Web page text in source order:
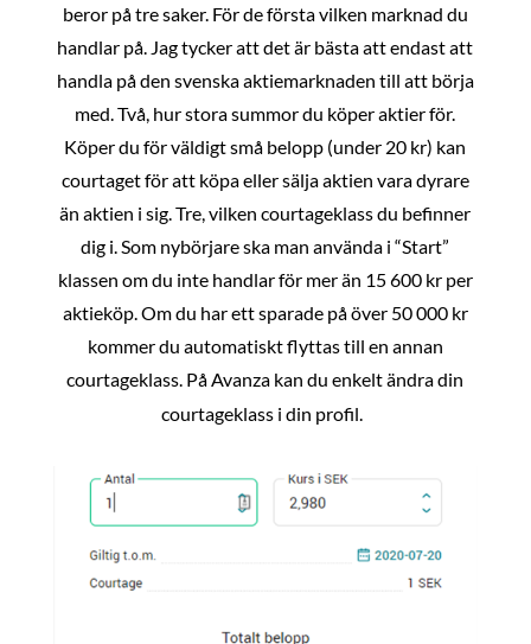
beror på tre saker. För de första vilken marknad du
handlar på. Jag tycker att det är bästa att endast att
handla på den svenska aktiemarknaden till att börja
med. Två, hur stora summor du köper aktier för.
Köper du för väldigt små belopp (under 20 kr) kan
courtaget för att köpa eller sälja aktien vara dyrare
än aktien i sig. Tre, vilken courtageklass du befinner
dig i. Som nybörjare ska man använda i “Start”
klassen om du inte handlar för mer än 15 600 kr per
aktieköp. Om du har ett sparade på över 50 000 kr
kommer du automatiskt flyttas till en annan
courtageklass. På Avanza kan du enkelt ändra din
courtageklass i din profil.